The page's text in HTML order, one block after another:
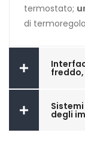
termostato;
di
degli